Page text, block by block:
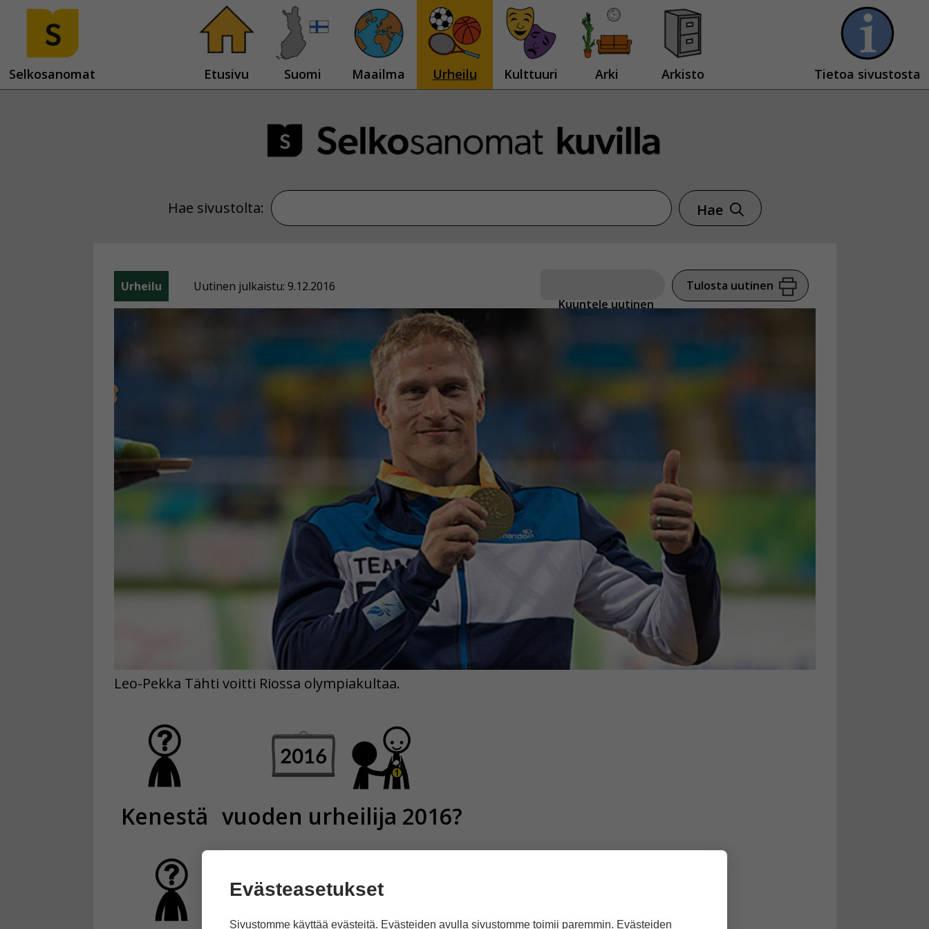
Selkosanomat Etusivu Suomi Maailma Urheilu Kulttuuri Arki Arkisto Tietoa sivustosta
Hae sivustolta: Hae
Urheilu
Uutinen julkaistu: 9.12.2016
Kuuntele uutinen
Tulosta uutinen
Kenestä vuoden urheilija 2016?
Leo-Pekka Tähti voitti Riossa olympiakultaa.
Evästeasetukset
Sivustomme käyttää evästeitä. Evästeiden avulla sivustomme toimii paremmin. Evästeiden